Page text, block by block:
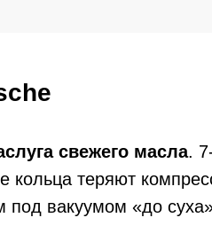
свежего масла.
кольца теряют
под вакуумом «до